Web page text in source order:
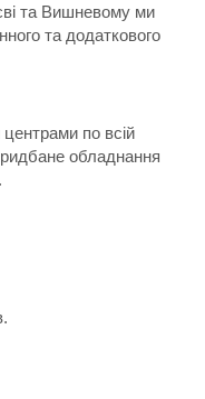
та Вишневому ми
та додаткового
по всій
обладнання